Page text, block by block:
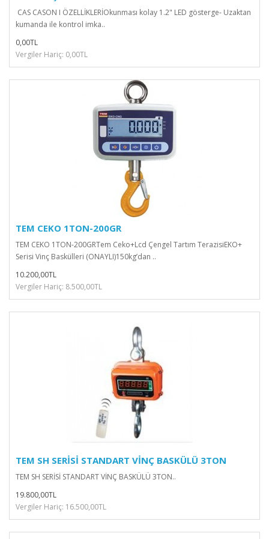
CAS CASON I ÖZELLİKLERİOkunması kolay 1.2" LED gösterge- Uzaktan
kumanda ile kontrol imka..
0,00TL
Vergiler Hariç: 0,00TL
TEM CEKO 1TON-200GR
TEM CEKO 1TON-200GRTem Ceko+Lcd Çengel Tartım TerazisiEKO+
Serisi Vinç Baskülleri (ONAYLI)150kg’dan ..
10.200,00TL
Vergiler Hariç: 8.500,00TL
TEM SH SERİSİ STANDART VİNÇ BASKÜLÜ 3TON
TEM SH SERİSİ STANDART VİNÇ BASKÜLÜ 3TON..
19.800,00TL
Vergiler Hariç: 16.500,00TL